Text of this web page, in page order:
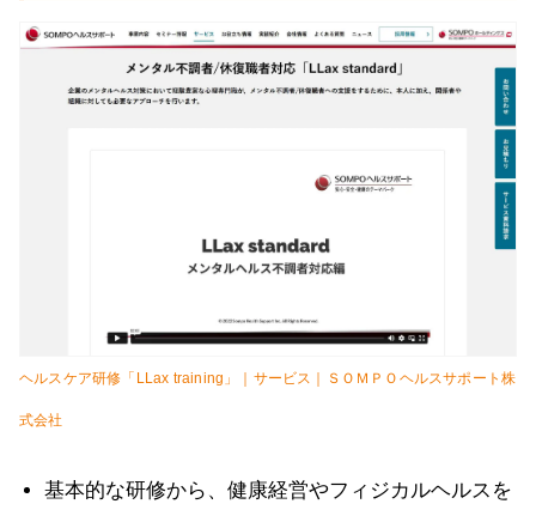
ヘルスケア研修「LLax training」｜サービス｜ＳＯＭＰＯヘルスサポート株
式会社
基本的な研修から、健康経営やフィジカルヘルスを